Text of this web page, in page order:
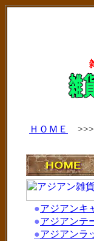
ＨＯＭＥ
●アジアンキ
●アジアンテ
●アジアンラ